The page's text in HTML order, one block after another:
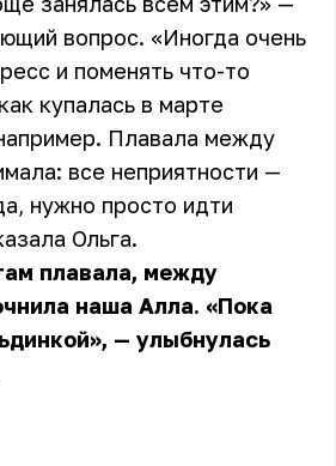
вопрос. «Иногда очень
и поменять что-то
купалась в марте
Плавала между
все неприятности —
нужно просто идти
Ольга.
плавала, между
наша Алла. «Пока
— улыбнулась